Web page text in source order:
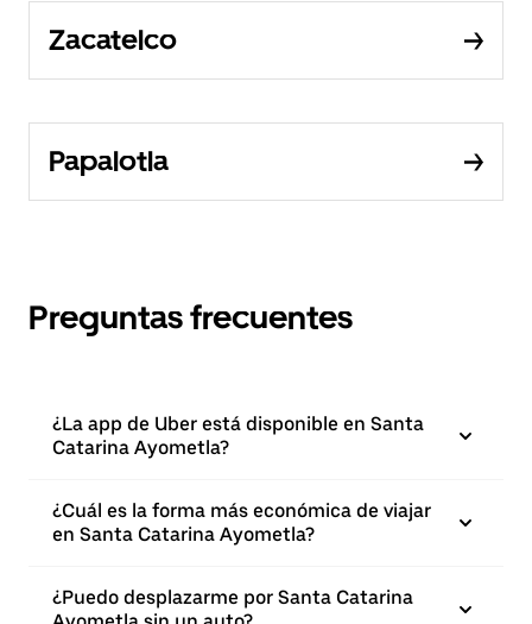
Zacatelco
Papalotla
Preguntas frecuentes
¿La app de Uber está disponible en Santa
Catarina Ayometla?
¿Cuál es la forma más económica de viajar
en Santa Catarina Ayometla?
¿Puedo desplazarme por Santa Catarina